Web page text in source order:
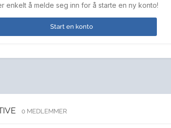
enkelt å melde seg inn for å starte en ny konto!
Start en konto
0 MEDLEMMER